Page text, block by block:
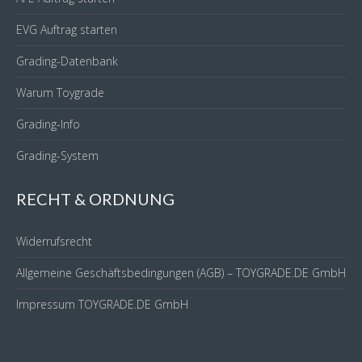
EVG Auftrag starten
Grading-Datenbank
Warum Toygrade
Grading-Info
Grading-System
RECHT & ORDNUNG
Widerrufsrecht
Allgemeine Geschäftsbedingungen (AGB) – TOYGRADE.DE GmbH
Impressum TOYGRADE.DE GmbH